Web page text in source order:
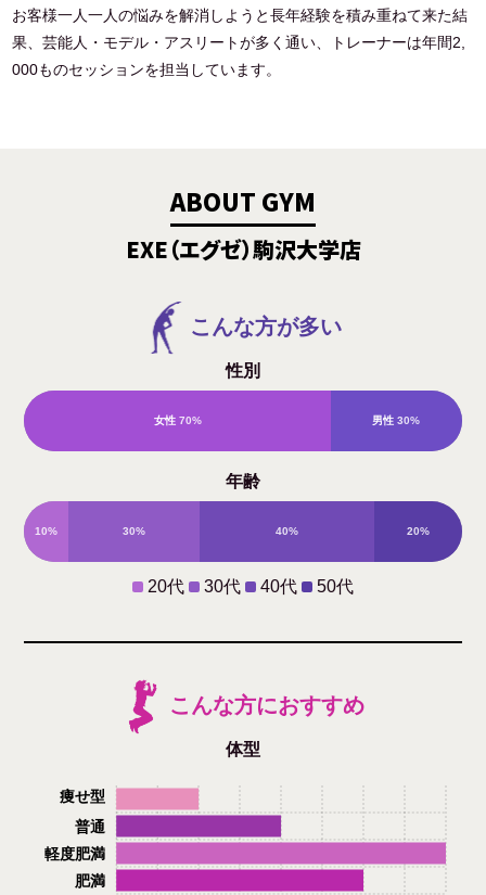
お客様一人一人の悩みを解消しようと長年経験を積み重ねて来た結
果、芸能人・モデル・アスリートが多く通い、トレーナーは年間2,
000ものセッションを担当しています。
ABOUT GYM
EXE（エグゼ）駒沢大学店
こんな方が多い
性別
女性 70% 男性 30%
年齢
10% 30% 40% 20%
20代 30代 40代 50代
こんな方におすすめ
体型
肥満
軽度肥満
普通
痩せ型